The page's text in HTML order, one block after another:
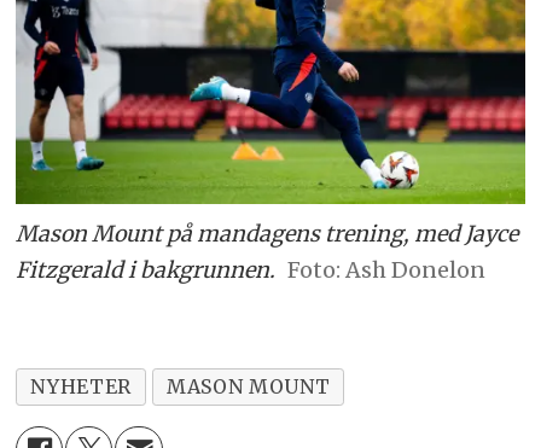
Mason Mount på mandagens trening, med Jayce
Fitzgerald i bakgrunnen.
Ash Donelon
NYHETER MASON MOUNT